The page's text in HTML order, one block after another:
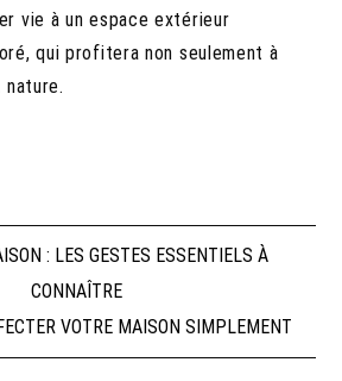
vie à un espace extérieur
qui profitera non seulement à
nature.
: LES GESTES ESSENTIELS À
CONNAÎTRE
VOTRE MAISON SIMPLEMENT